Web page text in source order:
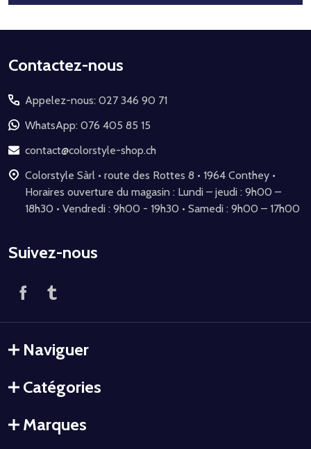
Début
pied
de
page
Contactez-nous
Appelez-nous: 027 346 90 71
WhatsApp: 076 405 85 15
contact@colorstyle-shop.ch
Colorstyle Sàrl • route des Rottes 8 • 1964 Conthey •
Horaires ouverture du magasin : Lundi – jeudi : 9h00 –
18h30 • Vendredi : 9h00 - 19h30 • Samedi : 9h00 – 17h00
Suivez-nous
Naviguer
Catégories
Marques